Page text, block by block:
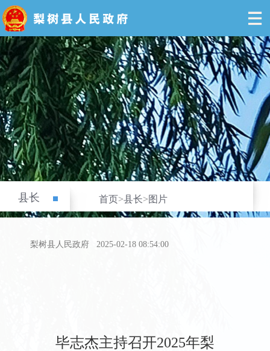
县长 首页>县长>图片
梨树县人民政府 2025-02-18 08:54:00
毕志杰主持召开2025年梨